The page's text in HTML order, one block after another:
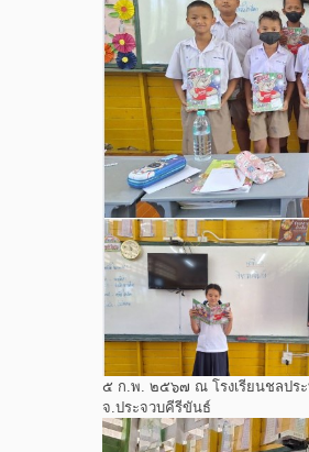
๕ ก.พ. ๒๕๖๗ ณ โรงเรียนชลปร
จ.ประจวบคีรีขันธ์